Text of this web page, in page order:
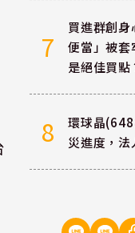
7
買進群創
便當」被
是絕佳買點
8
環球晶
災進度，